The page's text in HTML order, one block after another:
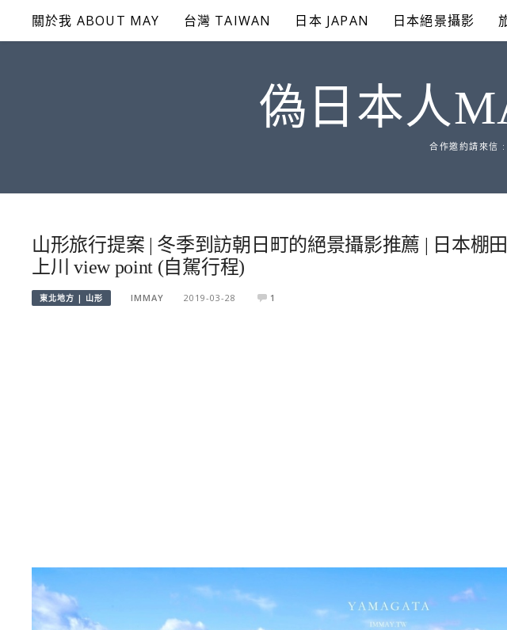
content
關於我 ABOUT MAY 台灣 TAIWAN 日本 JAPAN 日本絕景攝影
偽日本人
合作邀約請來信 :
山形旅行提案 | 冬季到訪朝日町的絕景攝影推薦 | 日本棚
上川 view point (自駕行程)
東北地方 | 山形 IMMAY 2019-03-28 1